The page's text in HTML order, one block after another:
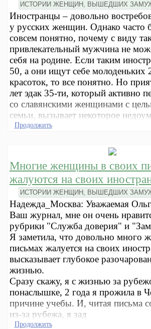
ИСТОРИИ ЖЕНЩИН, ВЫШЕДШИХ
Иностранцы – довольно
у русских женщин. Однако часто
совсем понятно, почему с виду
привлекательный мужчина не
себя на родине. Если таким
50, а они ищут себе молоденьких
красоток, то все понятно. Но
лет эдак 35-ти, который активно
со славянскими женщинами с
семьи, вызывает некоторое
Продолжить
Многие женщины в своих
жалуются на своих
ИСТОРИИ ЖЕНЩИН, ВЫШЕДШИХ
Надежда_Москва: Уважаемая
Ваш журнал, мне он очень
рубрики "Служба доверия" и
Я заметила, что довольно много
письмах жалуется на своих
высказывает глубокое
жизнью.
Сразу скажу, я с жизнью за
понаслышке, 2 года я прожила в
причине учебы. И, читая письма
из-за рубежа, я зад
Продолжить